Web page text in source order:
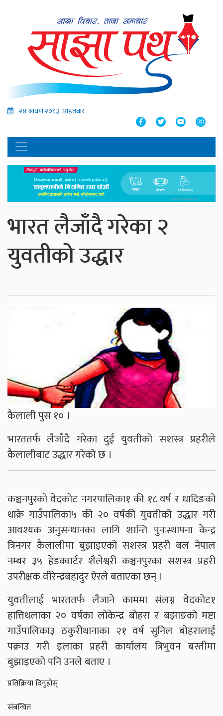
२४ श्रावण २०८३, आइतबार
भारत लैजाँदै गरेका २
युवतीको उद्धार
कैलाली पुस १० ।
भारततर्फ लैजाँदै गरेका दुई युवतीको सशस्त्र प्रहरीले
कैलालीबाट उद्धार गरेको छ ।
कञ्चनपुरको वेदकोट नगरपालिका१ की १८ वर्ष र धादिङको
थाक्रे गाउँपालिका५ की २० वर्षकी युवतीको उद्धार गरी
आवश्यक अनुसन्धानका लागि शान्ति पुनःस्थापना केन्द्र
त्रिनगर कैलालीमा बुझाइएको सशस्त्र प्रहरी बल नेपाल
नम्बर ३५ हेडक्वार्टर शैलेश्वरी कञ्चनपुरका सशस्त्र प्रहरी
उपरीक्षक वीरेन्द्रबहादुर ऐरले बताएका छन् ।
युवतीलाई भारततर्फ लैजाने काममा संलग्न वेदकोट१
हात्तिथलाका २० वर्षका लोकेन्द्र बोहरा र बझाङको मष्टा
गाउँपालिका३ ठकुरीथानाका २१ वर्ष सुनिल बोहरालाई
पक्राउ गरी इलाका प्रहरी कार्यालय त्रिभुवन बस्तीमा
बुझाइएको पनि उनले बताए ।
प्रतिक्रिया दिनुहोस्
संबन्धित